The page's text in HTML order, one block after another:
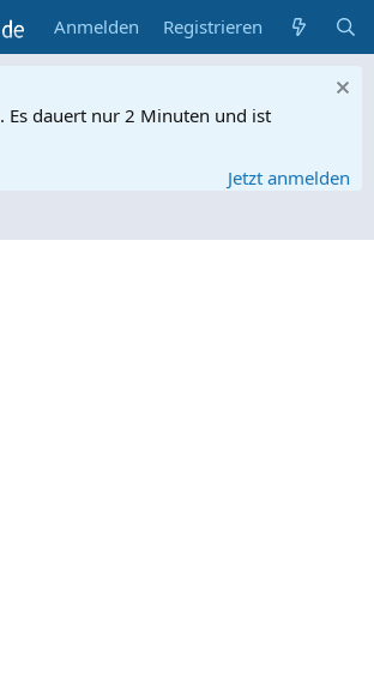
Anmelden Registrieren
. Es dauert nur 2 Minuten und ist
Jetzt anmelden